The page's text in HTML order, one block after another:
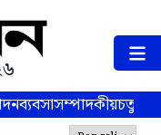
ব্যবসাসম্পাদকীয়